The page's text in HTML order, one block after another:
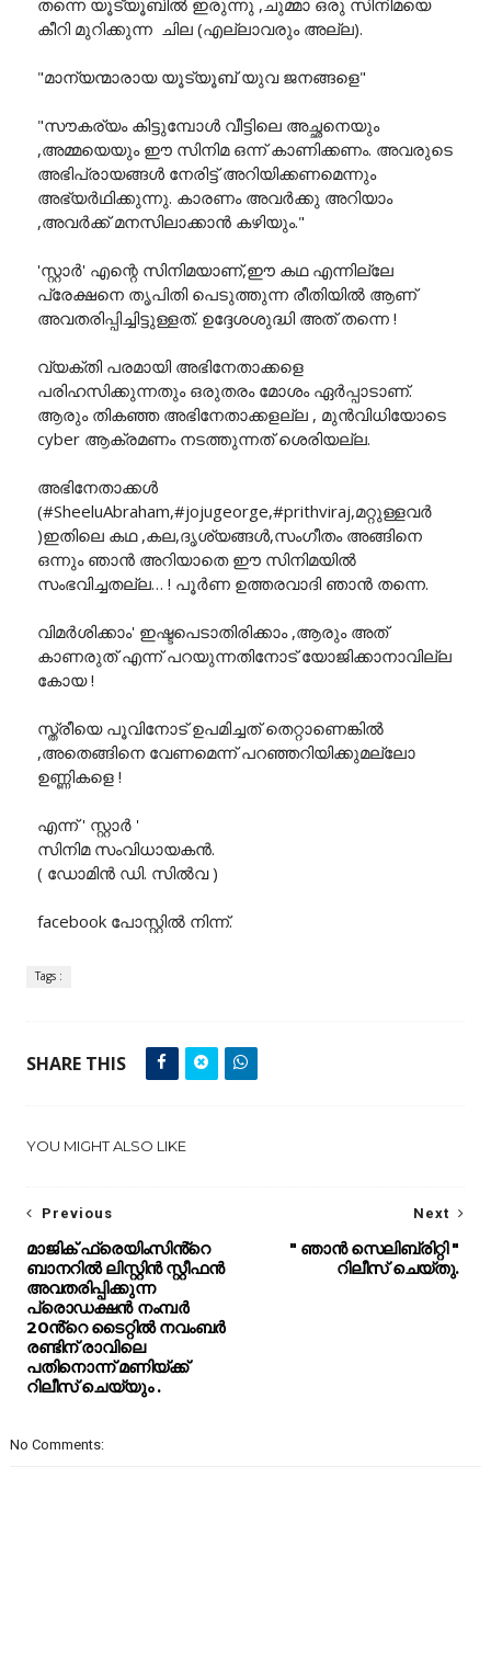
കീറി മുറിക്കുന്ന ചില (എല്ലാവരും അല്ല).
"മാന്യന്മാരായ യൂട്യൂബ് യുവ ജനങ്ങളെ"
"സൗകര്യം കിട്ടുമ്പോൾ വീട്ടിലെ അച്ഛനെയും
,അമ്മയെയും ഈ സിനിമ ഒന്ന് കാണിക്കണം. അവരുടെ
അഭിപ്രായങ്ങൾ നേരിട്ട് അറിയിക്കണമെന്നും
അഭ്യർഥിക്കുന്നു. കാരണം അവർക്കു അറിയാം
,അവർക്ക് മനസിലാക്കാൻ കഴിയും."
'സ്റ്റാർ' എന്റെ സിനിമയാണ്,ഈ കഥ എന്നില്ലേ
പ്രേക്ഷനെ തൃപിതി പെടുത്തുന്ന രീതിയിൽ ആണ്
അവതരിപ്പിച്ചിട്ടുള്ളത്. ഉദ്ദേശശുദ്ധി അത് തന്നെ !
വ്യക്തി പരമായി അഭിനേതാക്കളെ
പരിഹസിക്കുന്നതും ഒരുതരം മോശം ഏർപ്പാടാണ്.
ആരും തികഞ്ഞ അഭിനേതാക്കളല്ല , മുൻവിധിയോടെ
cyber ആക്രമണം നടത്തുന്നത് ശെരിയല്ല.
അഭിനേതാക്കൾ
(#SheeluAbraham,#jojugeorge,#prithviraj,മറ്റുള്ളവർ
)ഇതിലെ കഥ ,കല,ദൃശ്യങ്ങൾ,സംഗീതം അങ്ങിനെ
ഒന്നും ഞാൻ അറിയാതെ ഈ സിനിമയിൽ
സംഭവിച്ചതല്ല… ! പൂർണ ഉത്തരവാദി ഞാൻ തന്നെ.
വിമർശിക്കാം' ഇഷ്ടപെടാതിരിക്കാം ,ആരും അത്
കാണരുത് എന്ന് പറയുന്നതിനോട് യോജിക്കാനാവില്ല
കോയ !
സ്ത്രീയെ പൂവിനോട് ഉപമിച്ചത് തെറ്റാണെങ്കിൽ
,അതെങ്ങിനെ വേണമെന്ന് പറഞ്ഞറിയിക്കുമല്ലോ
ഉണ്ണികളെ !
എന്ന് ' സ്റ്റാർ '
സിനിമ സംവിധായകൻ.
( ഡോമിൻ ഡി. സിൽവ )
facebook പോസ്റ്റിൽ നിന്ന്.
Tags :
SHARE THIS
YOU MIGHT ALSO LIKE
Next
" ഞാൻ സെലിബ്രിറ്റി "
റിലീസ് ചെയ്തു.
Previous
മാജിക് ഫ്രെയിംസിൻ്റെ
ബാനറിൽ ലിസ്റ്റിൻ സ്റ്റീഫൻ
അവതരിപ്പിക്കുന്ന
പ്രൊഡക്ഷൻ നംമ്പർ
20ൻ്റെ ടൈറ്റിൽ നവംബർ
രണ്ടിന് രാവിലെ
പതിനൊന്ന് മണിയ്ക്ക്
റിലീസ് ചെയ്യും .
No Comments: